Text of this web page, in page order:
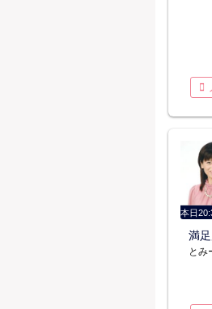
本日
満足
とみ